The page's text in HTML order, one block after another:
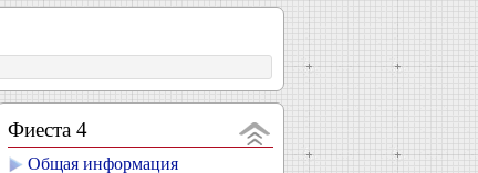
Фиеста 4
Общая информация